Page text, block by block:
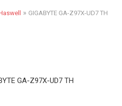
» GIGABYTE GA-Z97X-UD7 TH
GA-Z97X-UD7 TH